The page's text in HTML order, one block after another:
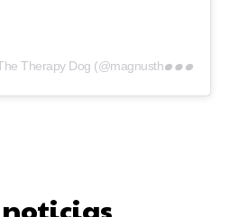
A
post shared by Magnus The Therapy Dog (@magnusthetherapydog)
noticias